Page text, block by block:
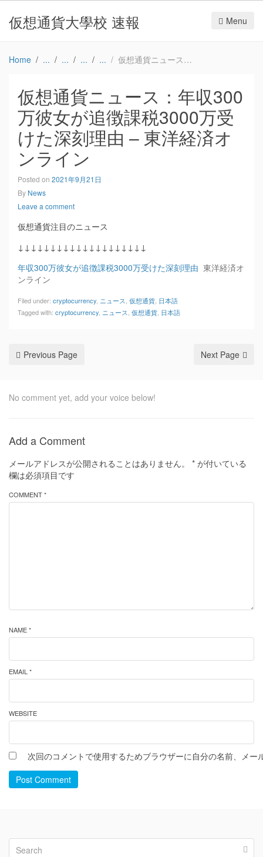
仮想通貨大學校 速報 Menu
Home 仮想通貨ニュース：年収300万彼女が追徴課税3000万受けた深刻理由 – 東洋経済オンライン
仮想通貨ニュース：年収300
万彼女が追徴課税3000万受
けた深刻理由 – 東洋経済オ
ンライン
Posted on 2021年9月21日
By News
Leave a comment
仮想通貨注目のニュース
↓↓↓↓↓↓↓↓↓↓↓↓↓↓↓↓↓↓↓↓
年収300万彼女が追徴課税3000万受けた深刻理由 東洋経済オ
ンライン
Filed under: cryptocurrency ニュース 仮想通貨 日本語
Tagged with: cryptocurrency ニュース 仮想通貨 日本語
Previous Page Next Page
No comment yet, add your voice below!
Add a Comment
メールアドレスが公開されることはありません。 * が付いている
欄は必須項目です
COMMENT *
NAME *
EMAIL *
WEBSITE
次回のコメントで使用するためブラウザーに自分の名前、メー
Post Comment